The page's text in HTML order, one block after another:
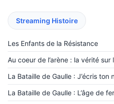
Streaming Histoire
Les Enfants de la Résistance
Au coeur de l’arène : la vérité sur
La Bataille de Gaulle : J’écris ton
La Bataille de Gaulle : L’âge de fer